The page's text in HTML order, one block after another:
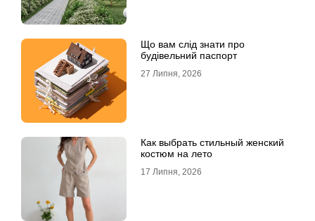
Що вам слід знати про
будівельний паспорт
27 Липня, 2026
Как выбрать стильный женский
костюм на лето
17 Липня, 2026